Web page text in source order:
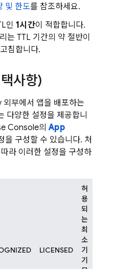
및 한도를 참조하세요.
인 1시간이 적합합니다.
는 TTL 기간의 약 절반이
침합니다.
사항)
부에서 앱을 배포하는
다양한 설정을 제공합니
Console의App
구성할 수 있습니다. 처
라 이러한 설정을 구성하
LICENSED
허
용
되
는
최
소
기
기